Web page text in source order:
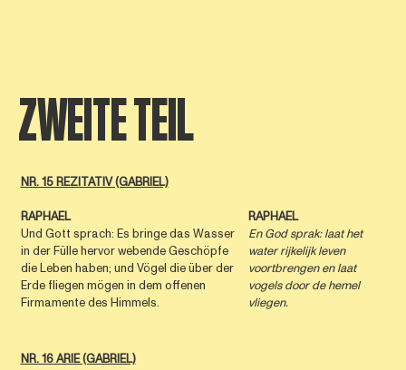
ZWEITE TEIL
NR. 15 REZITATIV (GABRIEL)
RAPHAEL
Und Gott sprach: Es bringe das Wasser
in der Fülle hervor webende Geschöpfe
die Leben haben; und Vögel die über der
Erde fliegen mögen in dem offenen
Firmamente des Himmels.
RAPHAEL
En God sprak: laat het
water rijkelijk leven
voortbrengen en laat
vogels door de hemel
vliegen.
NR. 16 ARIE (GABRIEL)